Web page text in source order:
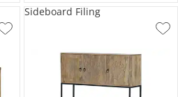
Sideboard Filing